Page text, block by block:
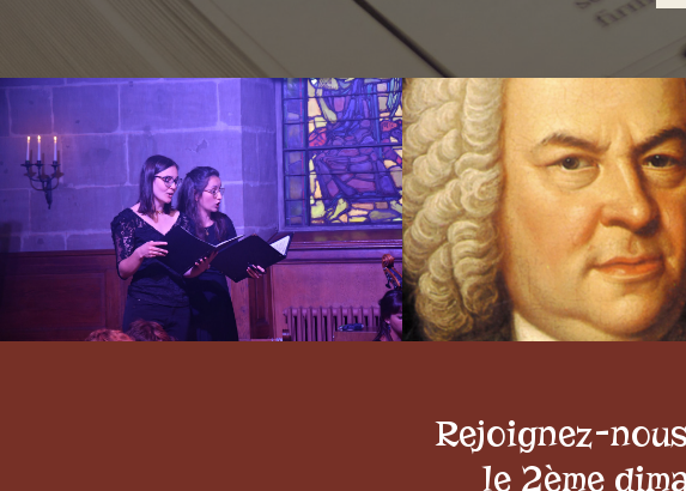
Rejoignez-
le 2ème